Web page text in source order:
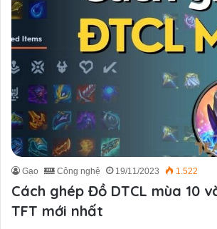
Gạo Công nghệ 19/11/2023 1.522
Cách ghép Đồ DTCL mùa 10
TFT mới nhất